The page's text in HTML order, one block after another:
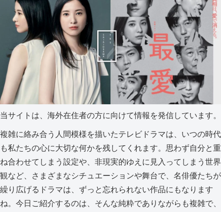
当サイトは、海外在住者の方に向けて情報を発信しています。
複雑に絡み合う人間模様を描いたテレビドラマは、いつの時代
も私たちの心に大切な何かを残してくれます。思わず自分と重
ね合わせてしまう設定や、非現実的ゆえに見入ってしまう世界
観など、さまざまなシチュエーションや舞台で、名俳優たちが
繰り広げるドラマは、ずっと忘れられない作品にもなります
ね。今日ご紹介するのは、そんな純粋でありながらも複雑で、